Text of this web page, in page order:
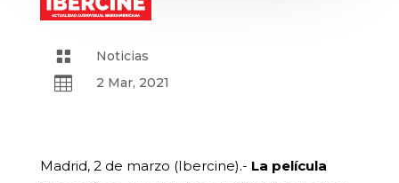
 Noticias
 2 Mar, 2021
Madrid, 2 de marzo (Ibercine).- La película